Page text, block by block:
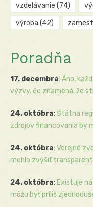
vzdelávanie (74)
výroba (42)
Poradňa
17. decembra: Áno,
výzvy, čo znamená, že
24. októbra: Štátna
zdrojov financovania by
24. októbra: Verejné
mohlo zvýšiť
24. októbra: Existuje
môžu byť príliš